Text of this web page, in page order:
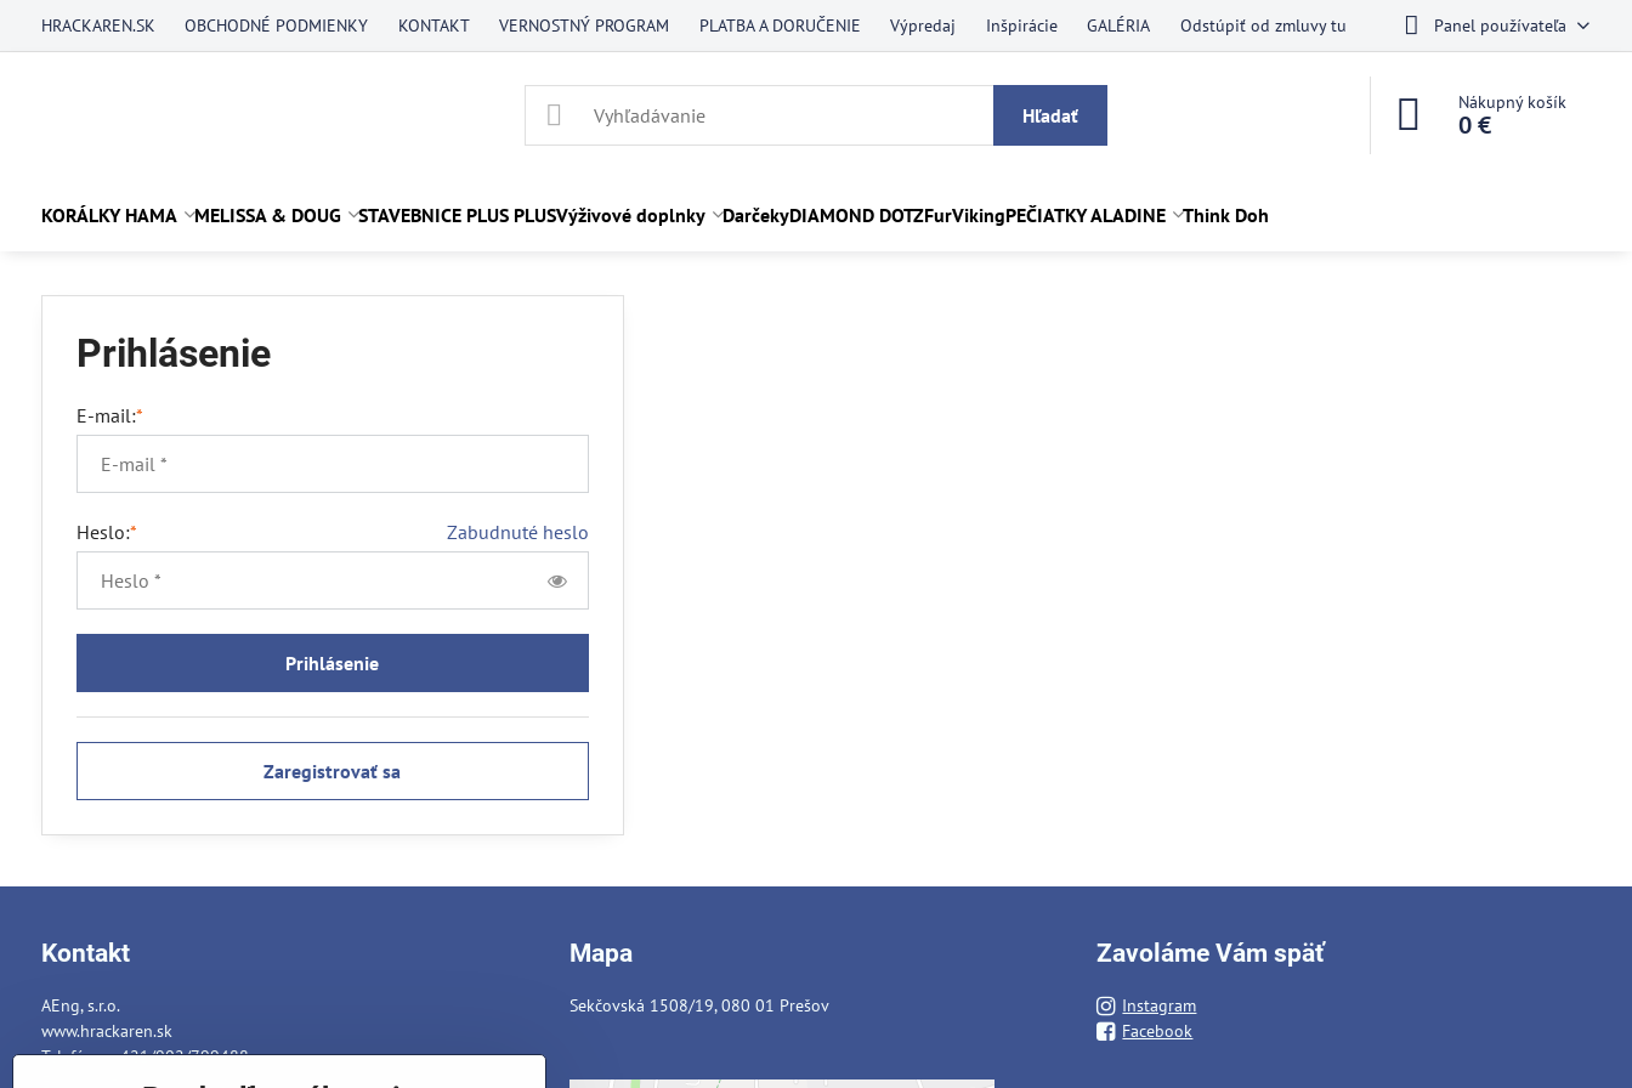
HRACKAREN.SK OBCHODNÉ PODMIENKY KONTAKT VERNOSTNÝ PROGRAM PLATBA A DORUČENIE Výpredaj Inšpirácie GALÉRIA Odstúpiť od zmluvy tu Panel používateľa
Hľadať
Nákupný košík
0 €
KORÁLKY HAMA MELISSA & DOUG STAVEBNICE PLUS PLUSVýživové doplnky DarčekyDIAMOND DOTZFurVikingPEČIATKY ALADINE Think Doh
Prihlásenie
E-mail:*
Zabudnuté heslo
Heslo:*
Prihlásenie
Zaregistrovať sa
Kontakt
AEng, s.r.o.
www.hrackaren.sk
Telefón: ++421/902/799488
info@hrackaren.sk
Mapa
Sekčovská 1508/19, 080 01 Prešov
Zavoláme Vám späť
Instagram
Facebook